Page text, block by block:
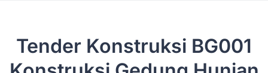
Tender Konstruksi BG001